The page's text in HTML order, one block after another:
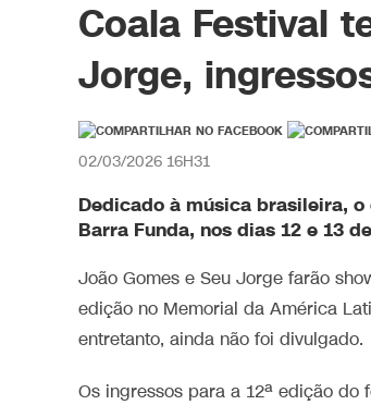
Coala Festival
Jorge,
02/03/2026 16H31
Dedicado à música brasileira,
Barra Funda, nos dias 12 e 13
João Gomes e Seu Jorge farão
edição no Memorial da América
entretanto, ainda não foi divulgado.
Os ingressos para a 12ª edição do